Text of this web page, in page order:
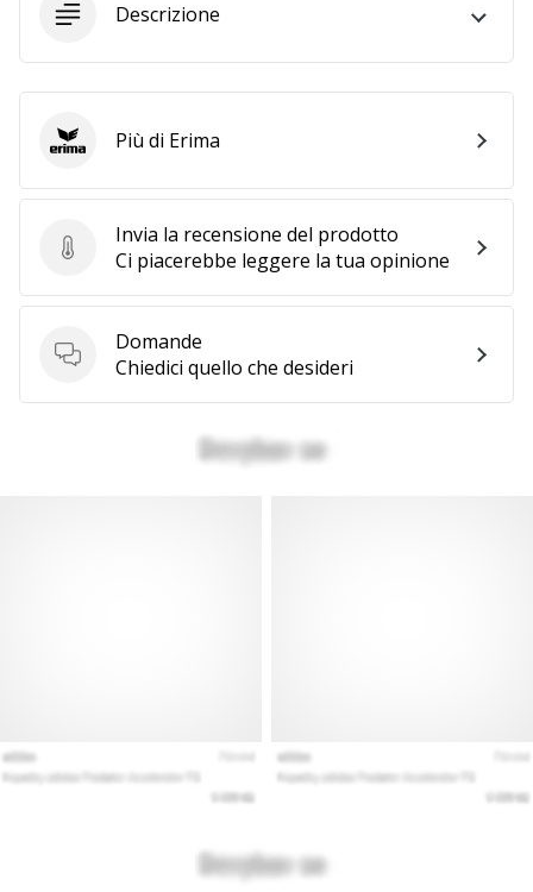
Mostra
tutti gli
Descrizione
Invia la recensione del prodotto
Invia la recensione del prodotto
Ci piacerebbe leggere la tua opinione
Domande
Domande
Chiedici quello che desideri
ErimaPiù di Erima